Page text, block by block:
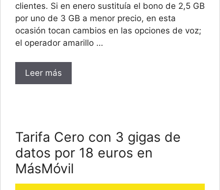
clientes. Si en enero sustituía el bono de 2,5 GB
por uno de 3 GB a menor precio, en esta
ocasión tocan cambios en las opciones de voz;
el operador amarillo …
Leer más
Tarifa Cero con 3 gigas de
datos por 18 euros en
MásMóvil